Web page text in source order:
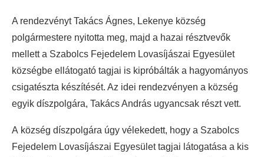
A rendezvényt Takács Ágnes, Lekenye község
polgármestere nyitotta meg, majd a hazai résztvevők
mellett a Szabolcs Fejedelem Lovasíjászai Egyesület
községbe ellátogató tagjai is kipróbálták a hagyományos
csigatészta készítését. Az idei rendezvényen a község
egyik díszpolgára, Takács András ugyancsak részt vett.
A község díszpolgára úgy vélekedett, hogy a Szabolcs
Fejedelem Lovasíjászai Egyesület tagjai látogatása a kis